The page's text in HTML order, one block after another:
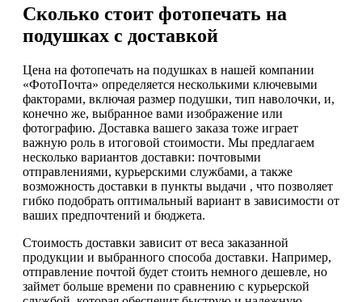
Сколько стоит фотопечать на
подушках с доставкой
Цена на фотопечать на подушках в нашей компании
«ФотоПочта» определяется несколькими ключевыми
факторами, включая размер подушки, тип наволочки, и,
конечно же, выбранное вами изображение или
фотографию. Доставка вашего заказа тоже играет
важную роль в итоговой стоимости. Мы предлагаем
несколько вариантов доставки: почтовыми
отправлениями, курьерскими службами, а также
возможность доставки в пункты выдачи , что позволяет
гибко подобрать оптимальный вариант в зависимости от
ваших предпочтений и бюджета.
Стоимость доставки зависит от веса заказанной
продукции и выбранного способа доставки. Например,
отправление почтой будет стоить немного дешевле, но
займет больше времени по сравнению с курьерской